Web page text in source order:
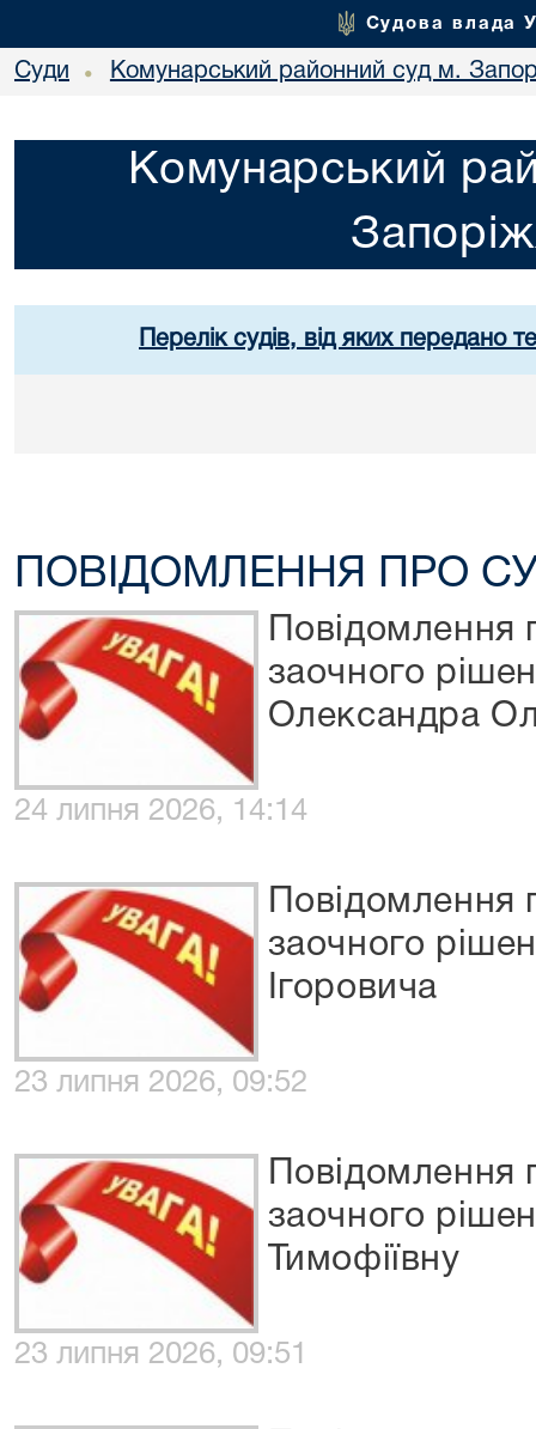
Судова влада
Суди • Комунарський районний суд м.
Комунарський
Перелік судів, від яких передано
ПОВІДОМЛЕННЯ ПРО
Повідомлення
заочного
Олександра
24 липня 2026, 14:14
Повідомлення
заочного
Ігоровича
23 липня 2026, 09:52
Повідомлення
заочного
Тимофіївну
23 липня 2026, 09:51